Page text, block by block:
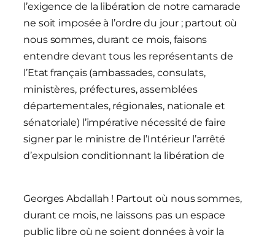
l’exigence de la libération de notre camarade
ne soit imposée à l’ordre du jour ; partout où
nous sommes, durant ce mois, faisons
entendre devant tous les représentants de
l’Etat français (ambassades, consulats,
ministères, préfectures, assemblées
départementales, régionales, nationale et
sénatoriale) l’impérative nécessité de faire
signer par le ministre de l’Intérieur l’arrêté
d’expulsion conditionnant la libération de
Georges Abdallah ! Partout où nous sommes,
durant ce mois, ne laissons pas un espace
public libre où ne soient données à voir la